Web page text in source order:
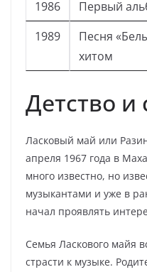
1986
Первый
1989
Песня
хитом
Детство и
Ласковый май или
апреля 1967 года в
много известно, но
музыкантами и уже в
начал проявлять
Семья Ласкового майя
страсти к музыке.